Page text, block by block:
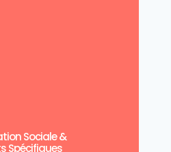
Sociale &
Spécifiques